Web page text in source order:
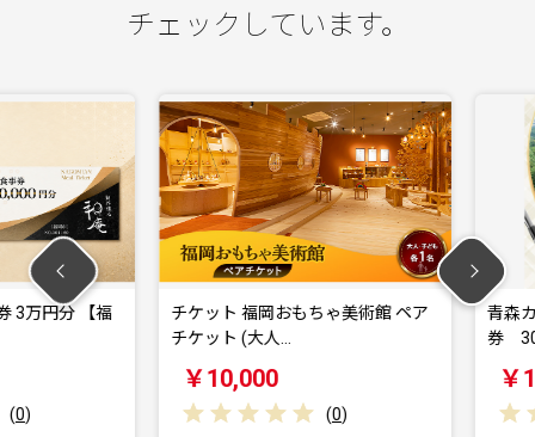
チェックしています。
円分 【福
チケット 福岡おもちゃ美術館 ペア
チケット (大人…
￥10,000
(0)
青森カン
券
￥